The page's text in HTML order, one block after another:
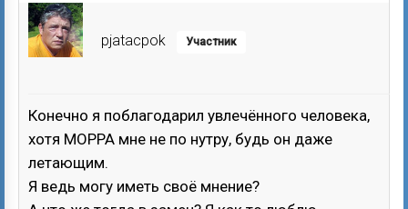
pjatacpok Участник
Конечно я поблагодарил увлечённого человека,
хотя МОРРА мне не по нутру, будь он даже
летающим.
Я ведь могу иметь своё мнение?